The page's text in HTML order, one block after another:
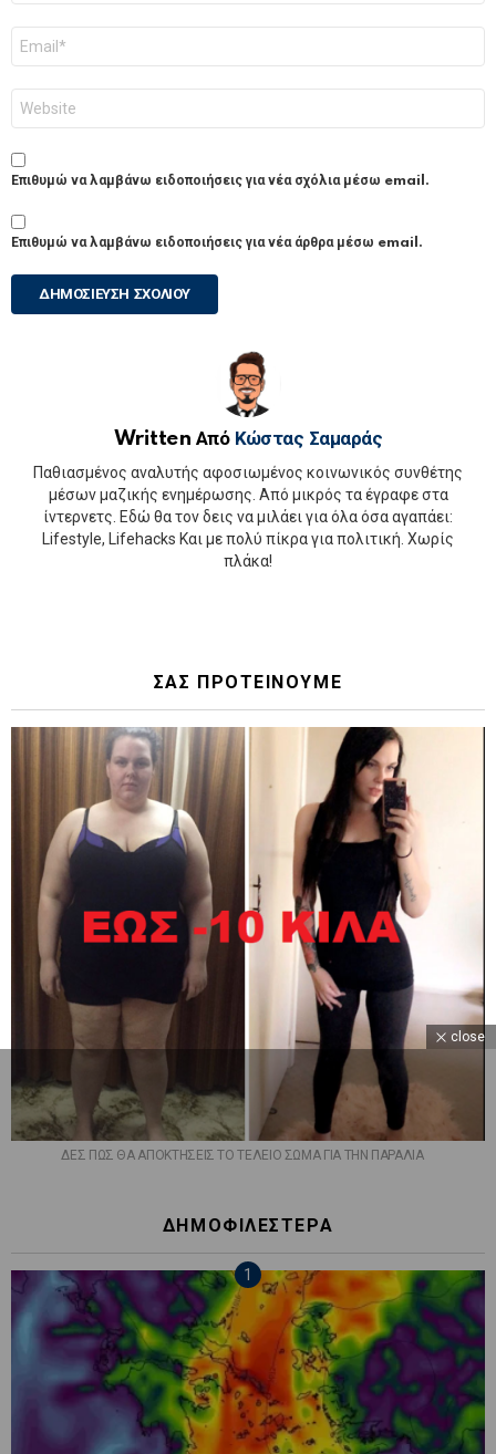
Επιθυμώ να λαμβάνω ειδοποιήσεις για νέα σχόλια μέσω email.
Επιθυμώ να λαμβάνω ειδοποιήσεις για νέα άρθρα μέσω email.
Written Από Κώστας Σαμαράς
Παθιασμένος αναλυτής αφοσιωμένος κοινωνικός συνθέτης
μέσων μαζικής ενημέρωσης. Από μικρός τα έγραφε στα
ίντερνετς. Εδώ θα τον δεις να μιλάει για όλα όσα αγαπάει:
Lifestyle, Lifehacks Και με πολύ πίκρα για πολιτική. Χωρίς
πλάκα!
ΣΑΣ ΠΡΟΤΕΙΝΟΥΜΕ
ΔΕΣ ΠΩΣ ΘΑ ΑΠΟΚΤΗΣΕΙΣ ΤΟ ΤΕΛΕΙΟ ΣΩΜΑ ΓΙΑ ΤΗΝ ΠΑΡΑΛΙΑ
ΔΗΜΟΦΙΛΕΣΤΕΡΑ
close